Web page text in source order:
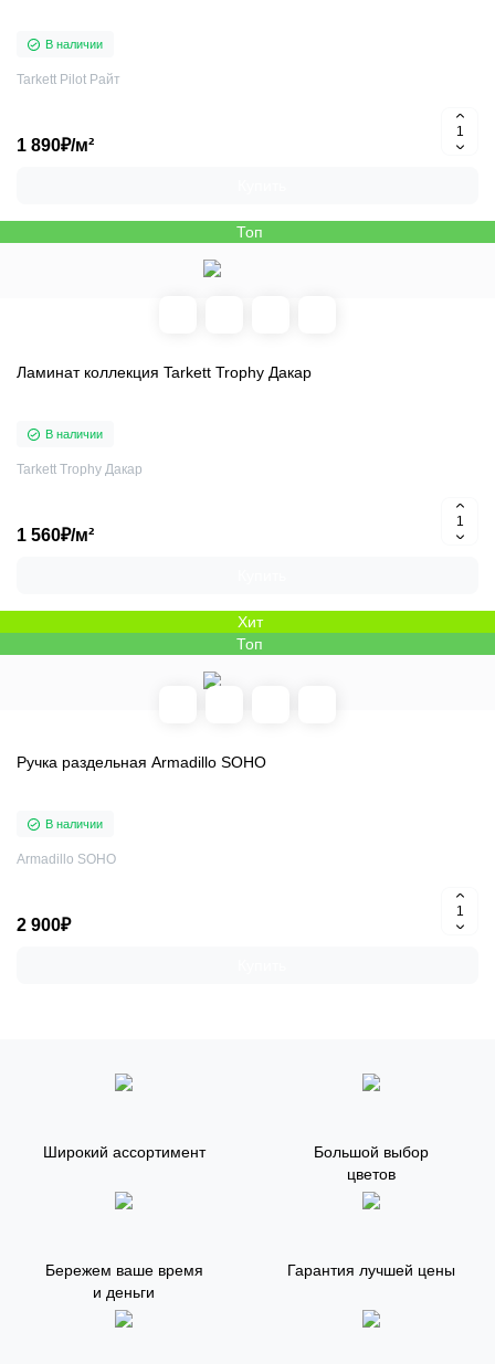
В наличии
Tarkett Pilot Райт
1 890₽/м²
Топ
Ламинат коллекция Tarkett Trophy Дакар
В наличии
Tarkett Trophy Дакар
1 560₽/м²
Хит
Топ
Ручка раздельная Armadillo SOHO
В наличии
Armadillo SOHO
2 900₽
Широкий ассортимент
Большой выбор
цветов
Бережем ваше время
и деньги
Гарантия лучшей цены